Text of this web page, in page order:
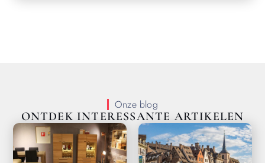
Onze blog
ONTDEK INTERESSANTE ARTIKELEN